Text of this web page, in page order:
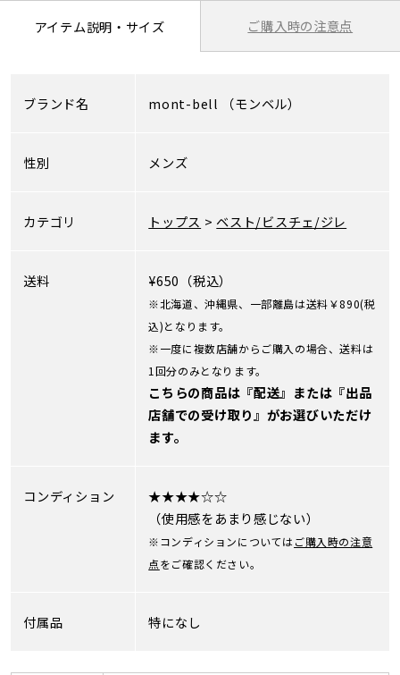
アイテム説明・サイズ ご購入時の注意点
ブランド名 mont-bell （モンベル）
性別 メンズ
カテゴリ トップス > ベスト/ビスチェ/ジレ
送料 ¥650（税込）
※北海道、沖縄県、一部離島は送料￥890(税
込)となります。
※一度に複数店舗からご購入の場合、送料は
1回分のみとなります。
こちらの商品は『配送』または『出品
店舗での受け取り』がお選びいただけ
ます。
コンディション
★★★★☆☆
（使用感をあまり感じない）
※コンディションについてはご購入時の注意
点をご確認ください。
付属品 特になし